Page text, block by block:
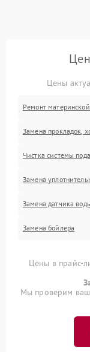
Цены
Ремонт
Замена прокладок,
Чистка системы
Замена
Замена датчика
Замена бойлера
Цены в прайс-
Мы проверим